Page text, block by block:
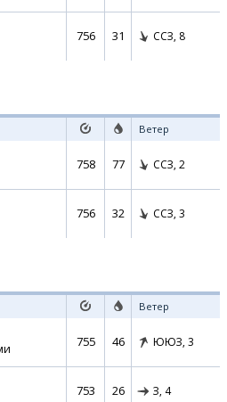
756 31 ССЗ, 8
Ветер
758 77 ССЗ, 2
756 32 ССЗ, 3
Ветер
755 46 ЮЮЗ, 3
753 26 З, 4